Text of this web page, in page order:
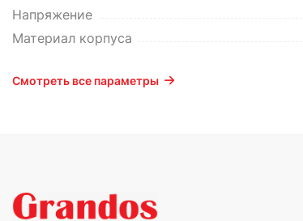
Напряжение
Материал корпуса
Смотреть все параметры